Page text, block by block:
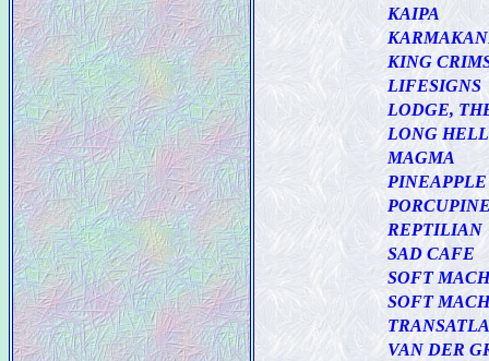
KAIPA
KING
LIFESIGNS
LODGE,
LONG
MAGMA
REPTILIAN
SAD CAFE
SOFT
SOFT
VAN DER